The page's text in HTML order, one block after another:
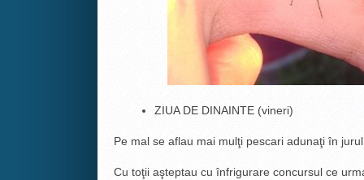
ZIUA DE DINAINTE (vineri)
Pe mal se aflau mai mulţi pescari adunaţi în
Cu toţii aşteptau cu înfrigurare concursul ce